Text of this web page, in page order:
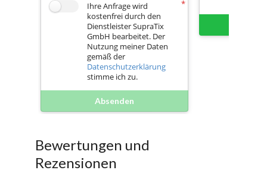
Ihre Anfrage wird
kostenfrei durch den
Dienstleister SupraTix
GmbH bearbeitet. Der
Nutzung meiner Daten
gemäß der
Datenschutzerklärung
stimme ich zu.
Absenden
Bewertungen und
Rezensionen